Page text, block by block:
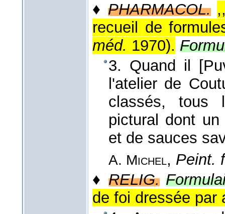
♦ PHARMACOL.
recueil de
méd. 1970).
3. Quand il
l'atelier de
classés,
pictural dont
et de sauces
A. Michel, Peint.
♦ RELIG.
de foi dressée par